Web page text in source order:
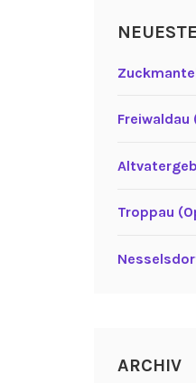
Freiwaldau
Troppau
ARCHIV